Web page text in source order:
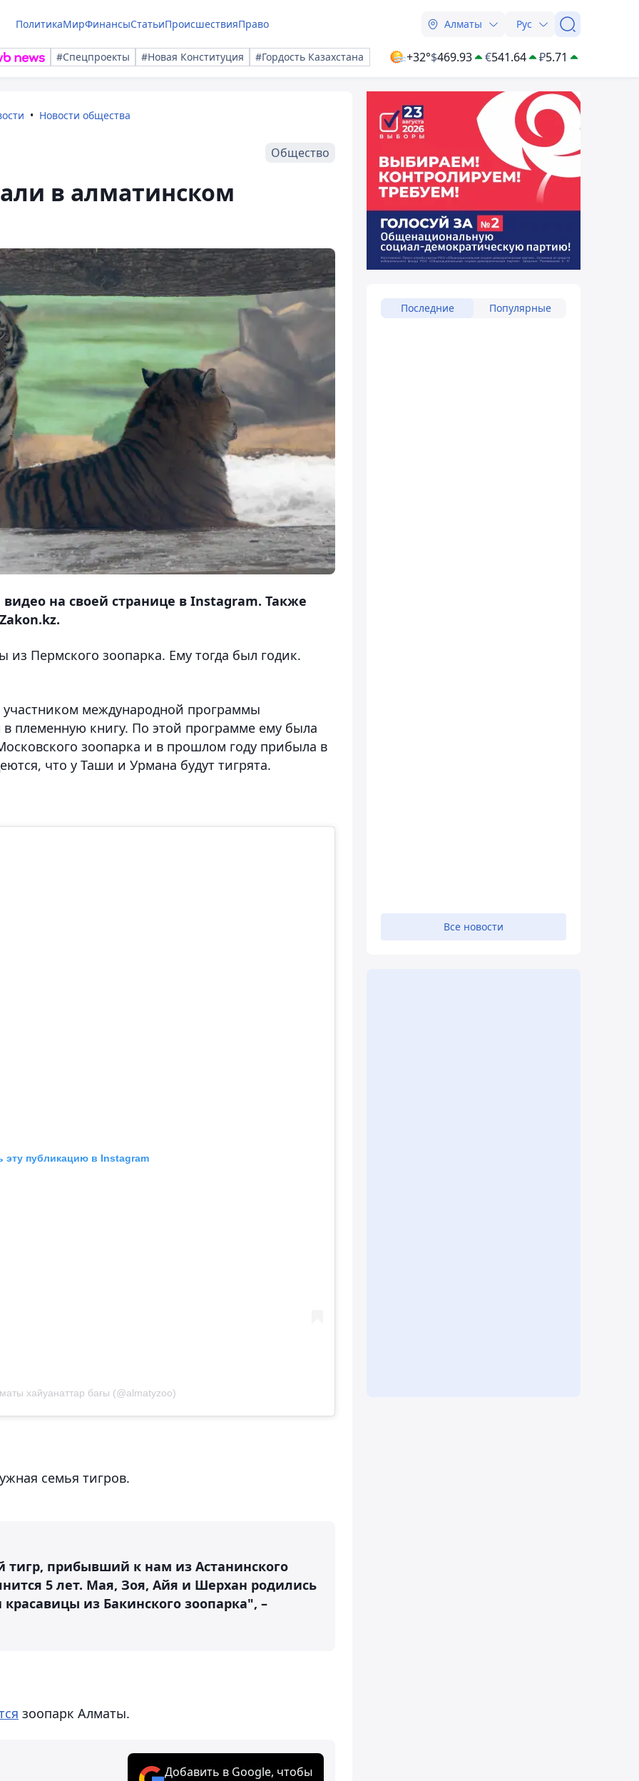
ПолитикаМирФинансыСтатьиПроисшествияПраво Алматы Рус
#Спецпроекты #Новая Конституция #Гордость Казахстана +32°$469.93 €541.64 ₽5.71
Новости общества
Общество
в алматинском
на своей странице в Instagram. Также
Пермского зоопарка. Ему тогда был годик.
участником международной программы
племенную книгу. По этой программе ему была
зоопарка и в прошлом году прибыла в
что у Таши и Урмана будут тигрята.
эту публикацию в Instagram
хайуанаттар бағы (@almatyzoo)
семья тигров.
прибывший к нам из Астанинского
5 лет. Мая, Зоя, Айя и Шерхан родились
из Бакинского зоопарка", –
зоопарк Алматы.
Добавить в Google, чтобы
Последние Популярные
Все новости